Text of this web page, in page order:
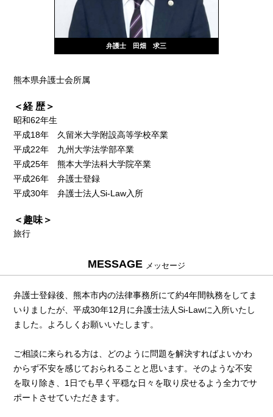
弁護士 田畑 求三
熊本県弁護士会所属
＜経 歴＞
昭和62年生
平成18年 久留米大学附設高等学校卒業
平成22年 九州大学法学部卒業
平成25年 熊本大学法科大学院卒業
平成26年 弁護士登録
平成30年 弁護士法人Si-Law入所
＜趣味＞
旅行
MESSAGE メッセージ
弁護士登録後、熊本市内の法律事務所にて約4年間執務をしてま
いりましたが、平成30年12月に弁護士法人Si-Lawに入所いたし
ました。よろしくお願いいたします。
ご相談に来られる方は、どのように問題を解決すればよいかわ
からず不安を感じておられることと思います。そのような不安
を取り除き、1日でも早く平穏な日々を取り戻せるよう全力でサ
ポートさせていただきます。